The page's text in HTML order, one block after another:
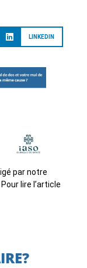
LINKEDIN
par notre
Pour lire l’article